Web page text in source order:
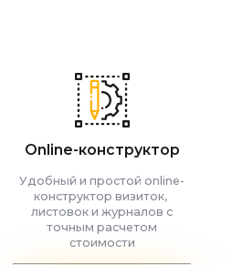
Online-конструктор
Удобный и простой online-
конструктор визиток,
листовок и журналов с
точным расчетом
стоимости